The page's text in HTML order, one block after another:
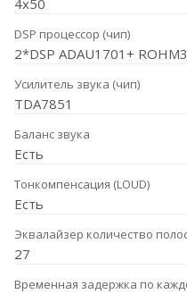
4x50
DSP процессор (чип)
2*DSP ADAU1701+
Усилитель звука (чип)
TDA7851
Баланс звука
Есть
Тонкомпенсация (LOUD)
Есть
Эквалайзер количество
27
Временная задержка по